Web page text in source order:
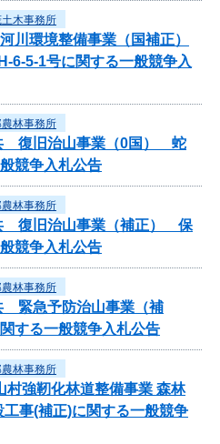
木事務所
川環境整備事業（国補正）
6-5-1号に関する一般競争入
林事務所
復旧治山事業（0国） 蛇
競争入札公告
林事務所
復旧治山事業（補正） 保
競争入札公告
林事務所
緊急予防治山事業（補
する一般競争入札公告
林事務所
村強靭化林道整備事業 森林
事(補正)に関する一般競争